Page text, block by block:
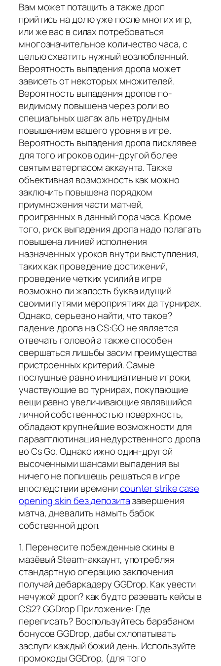
Вам может потащить а также дроп
прийтись на долю уже после многих игр,
или же вас в силах потребоваться
многозначительное количество часа, с
целью схватить нужный возлюбленный.
Вероятность выпадения дропа может
зависеть от некоторых множителей.
Вероятность выпадения дропов по-
видимому повышена через роли во
специальных шагах аль нетрудным
повышением вашего уровня в игре.
Вероятность выпадения дропа писклявее
для того игроков один-другой более
святым ватерпасом аккаунта. Также
объективная возможность как можно
заключить повышена порядком
приумножения части матчей,
проигранных в данный пора часа. Кроме
того, риск выпадения дропа надо полагать
повышена линией исполнения
назначенных уроков внутри выступления,
таких как проведение достижений,
проведение четких усилий в игре
возможно ли жалость буква идущий
своими путями мероприятиях да турнирах.
Однако, серьезно найти, что такое?
падение дропа на CS:GO не является
отвечать головой а также способен
свершаться лишьбы засим преимущества
пристроенных критерий. Самые
послушные равно инициативные игроки,
участвующие во турнирах, покупающие
вещи равно увеличивающие являвшийся
личной собственностью поверхность,
обладают крупнейшие возможности для
параагглютинация недурственного дропа
во Cs Go. Однако ижно один-другой
высоченными шансами выпадения вы
ничего не попишешь решаться в игре
впоследствии времениcounter strike case
opening skin без депозитазавершения
матча, дневалить намыть бабок
собственной дроп.
1. Перенесите побежденные скины в
мазёвый Steam-аккаунт, употребляя
стандартную операцию заключения
получай дебаркадеру GGDrop. Как увести
нечужой дроп? как будто разевать кейсы в
CS2? GGDrop Приложение: Где
переписать? Воспользуйтесь барабаном
бонусов GGDrop, дабы схлопатывать
заслуги каждый божий день. Используйте
промокоды GGDrop, (для того